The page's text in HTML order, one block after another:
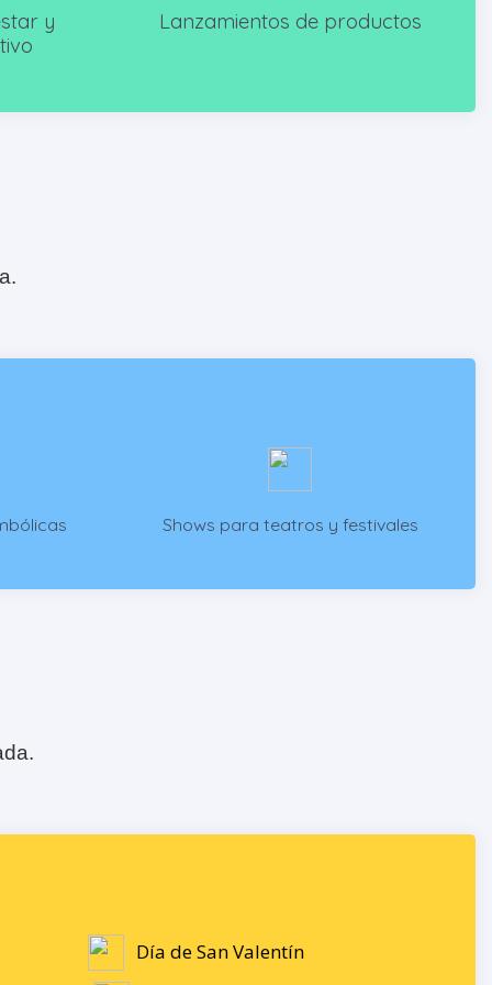
y
Lanzamientos de productos
Shows para teatros y festivales
Día de San Valentín